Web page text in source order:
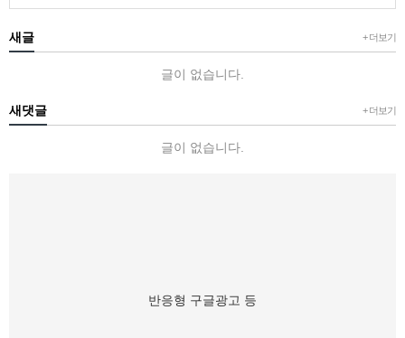
+ 더보기
새글
글이 없습니다.
+ 더보기
새댓글
글이 없습니다.
반응형 구글광고 등